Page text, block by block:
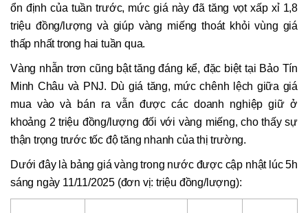
ổn định của tuần trước, mức giá này đã tăng vọt xấp xỉ 1,8
triệu đồng/lượng và giúp vàng miếng thoát khỏi vùng giá
thấp nhất trong hai tuần qua.
Vàng nhẫn trơn cũng bật tăng đáng kể, đặc biệt tại Bảo Tín
Minh Châu và PNJ. Dù giá tăng, mức chênh lệch giữa giá
mua vào và bán ra vẫn được các doanh nghiệp giữ ở
khoảng 2 triệu đồng/lượng đối với vàng miếng, cho thấy sự
thận trọng trước tốc độ tăng nhanh của thị trường.
Dưới đây là bảng giá vàng trong nước được cập nhật lúc 5h
sáng ngày 11/11/2025 (đơn vị: triệu đồng/lượng):